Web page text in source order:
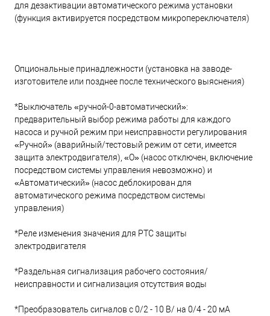
для дезактивации автоматического режима установки
(функция активируется посредством микропереключателя)
Опциональные принадлежности (установка на заводе-
изготовителе или позднее после технического выяснения)
*Выключатель «ручной-0-автоматический»:
предварительный выбор режима работы для каждого
насоса и ручной режим при неисправности регулирования
«Ручной» (аварийный/тестовый режим от сети, имеется
защита электродвигателя), «O» (насос отключен, включение
посредством системы управления невозможно) и
«Автоматический» (насос деблокирован для
автоматического режима посредством системы
управления)
*Реле изменения значения для PTC защиты
электродвигателя
*Раздельная сигнализация рабочего состояния/
неисправности и сигнализация отсутствия воды
*Преобразователь сигналов с 0/2 - 10 В/ на 0/4 - 20 мА